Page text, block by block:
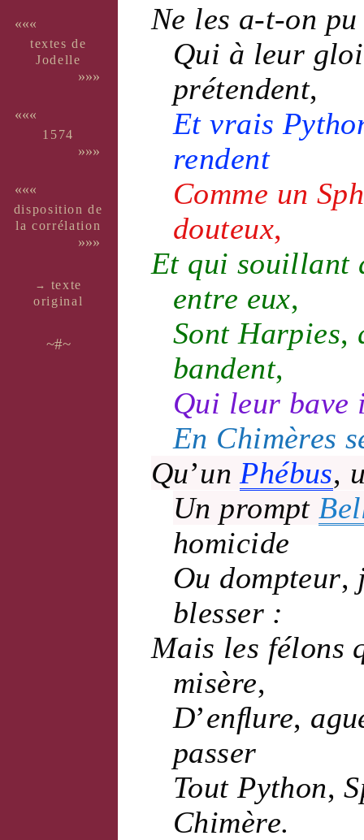
«««
textes de
Jo­delle
»»»
«««
1574
»»»
«««
dispo­si­tion de
la corré­la­tion
»»»
→ texte
ori­ginal
~#~
Ne les a-t-on
Qui à leur
prétendent,
Etvrais
rendent
Comme un
douteux,
Et qui souillant
entre eux,
SontHarpies,
bandent,
Qui leur bave
En Chimères
Qu’un Phébus,
Un prompt
homicide
Ou dompteur,
blesser :
Mais les félons
misère,
D’enﬂure,
passer
Tout Python,
Chimère.